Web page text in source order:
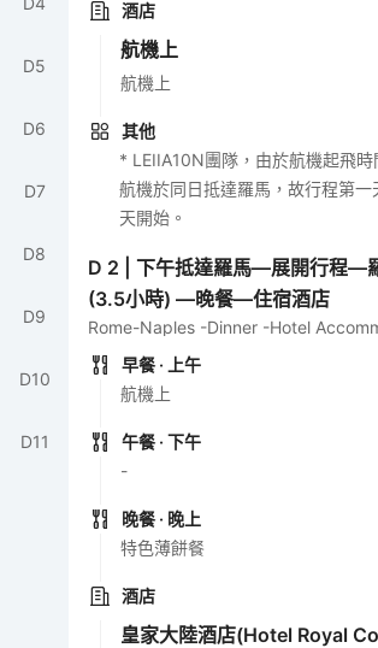
D5
D6
D7
D8
D9
D10
D11
酒店
航機上
航機上
其他
* LEIIA10N團隊，由於航機起飛
航機於同日抵達羅馬，故行程第一
天開始。
D 2 |下午抵達羅馬—展開行程—
(3.5小時) —晚餐—住宿酒店
Rome-Naples -Dinner -Hotel
早餐 · 上午
航機上
午餐 · 下午
-
晚餐 · 晚上
特色薄餅餐
酒店
皇家大陸酒店(Hotel Royal